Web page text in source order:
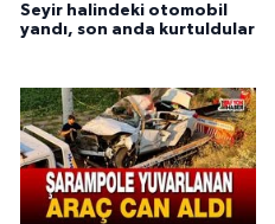
Seyir halindeki otomobil
yandı, son anda kurtuldular